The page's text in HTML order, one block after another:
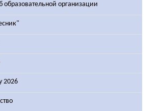
образовательной организации
2026